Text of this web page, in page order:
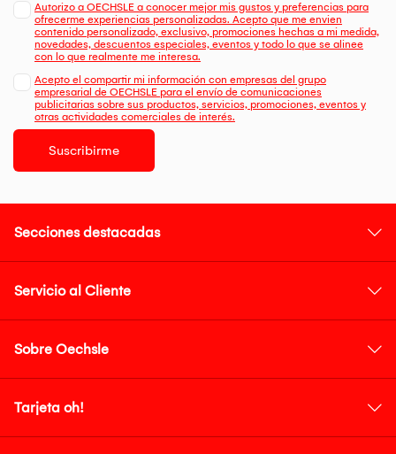
Autorizo a OECHSLE a conocer mejor mis gustos y preferencias para
ofrecerme experiencias personalizadas. Acepto que me envien
contenido personalizado, exclusivo, promociones hechas a mi medida,
novedades, descuentos especiales, eventos y todo lo que se alinee
con lo que realmente me interesa.
Acepto el compartir mi información con empresas del grupo
empresarial de OECHSLE para el envío de comunicaciones
publicitarias sobre sus productos, servicios, promociones, eventos y
otras actividades comerciales de interés.
Suscribirme
Secciones destacadas
Servicio al Cliente
Sobre Oechsle
Tarjeta oh!